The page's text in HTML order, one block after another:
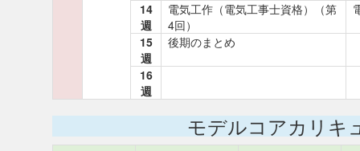
14
週
電気工作（電気工事士資格）（第
4回）
15
週
後期のまとめ
16
週
モデルコアカリキ